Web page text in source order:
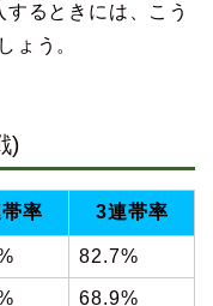
るときには、こう
ょう。
)
率 3連帯率
82.7%
68.9%